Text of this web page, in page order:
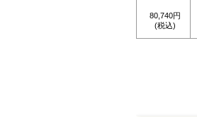
80,740円
(税込)